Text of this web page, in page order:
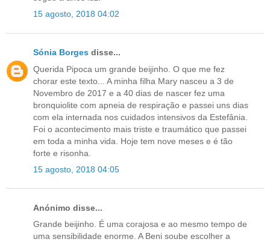
15 agosto, 2018 04:02
Sónia Borges disse...
Querida Pipoca um grande beijinho. O que me fez
chorar este texto... A minha filha Mary nasceu a 3 de
Novembro de 2017 e a 40 dias de nascer fez uma
bronquiolite com apneia de respiração e passei uns dias
com ela internada nos cuidados intensivos da Estefânia.
Foi o acontecimento mais triste e traumático que passei
em toda a minha vida. Hoje tem nove meses e é tão
forte e risonha.
15 agosto, 2018 04:05
Anónimo disse...
Grande beijinho. É uma corajosa e ao mesmo tempo de
uma sensibilidade enorme. A Beni soube escolher a